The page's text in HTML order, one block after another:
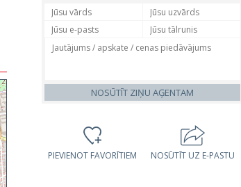
NOSŪTĪT ZIŅU AĢENTAM
PIEVIENOT FAVORĪTIEM NOSŪTĪT UZ E-PASTU